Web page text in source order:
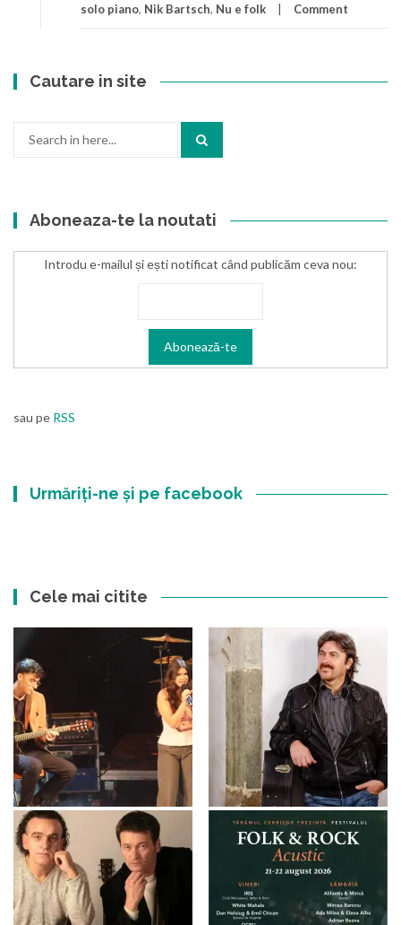
solo piano, Nik Bartsch, Nu e folk Comment
Cautare in site
Aboneaza-te la noutati
Introdu e-mailul și ești notificat când publicăm ceva nou:
sau pe RSS
Urmăriți-ne și pe facebook
Cele mai citite